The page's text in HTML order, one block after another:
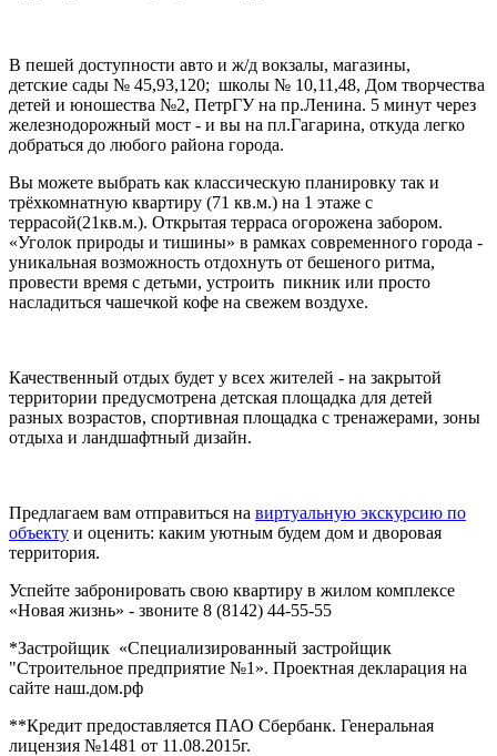
В пешей доступности авто и ж/д вокзалы, магазины,
детские сады № 45,93,120; школы № 10,11,48, Дом творчества
детей и юношества №2, ПетрГУ на пр.Ленина. 5 минут через
железнодорожный мост - и вы на пл.Гагарина, откуда легко
добраться до любого района города.
Вы можете выбрать как классическую планировку так и
трёхкомнатную квартиру (71 кв.м.) на 1 этаже с
террасой(21кв.м.). Открытая терраса огорожена забором.
«Уголок природы и тишины» в рамках современного города -
уникальная возможность отдохнуть от бешеного ритма,
провести время с детьми, устроить пикник или просто
насладиться чашечкой кофе на свежем воздухе.
Качественный отдых будет у всех жителей - на закрытой
территории предусмотрена детская площадка для детей
разных возрастов, спортивная площадка с тренажерами, зоны
отдыха и ландшафтный дизайн.
Предлагаем вам отправиться на виртуальную экскурсию по
объекту и оценить: каким уютным будем дом и дворовая
территория.
Успейте забронировать свою квартиру в жилом комплексе
«Новая жизнь» - звоните 8 (8142) 44-55-55
*Застройщик «Специализированный застройщик
"Строительное предприятие №1». Проектная декларация на
сайте наш.дом.рф
**Кредит предоставляется ПАО Сбербанк. Генеральная
лицензия №1481 от 11.08.2015г.